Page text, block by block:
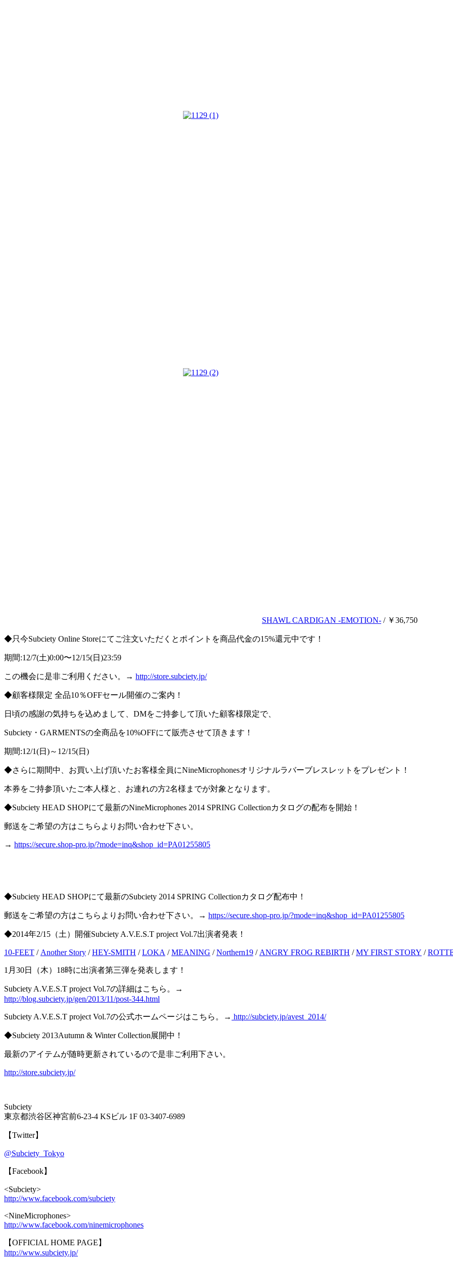
SHAWL CARDIGAN -EMOTION- / ￥36,750
◆只今Subciety Online Storeにてご注文いただくとポイントを商品代金の15%還元中です！
期間:12/7(土)0:00〜12/15(日)23:59
この機会に是非ご利用ください。→ http://store.subciety.jp/
◆顧客様限定 全品10％OFFセール開催のご案内！
日頃の感謝の気持ちを込めまして、DMをご持参して頂いた顧客様限定で、
Subciety・GARMENTSの全商品を10%OFFにて販売させて頂きます！
期間:12/1(日)～12/15(日)
◆さらに期間中、お買い上げ頂いたお客様全員にNineMicrophonesオリジナルラバーブレスレットをプレゼント！
本券をご持参頂いたご本人様と、お連れの方2名様までが対象となります。
◆Subciety HEAD SHOPにて最新のNineMicrophones 2014 SPRING Collectionカタログの配布を開始！
郵送をご希望の方はこちらよりお問い合わせ下さい。
→ https://secure.shop-pro.jp/?mode=inq&shop_id=PA01255805
◆Subciety HEAD SHOPにて最新のSubciety 2014 SPRING Collectionカタログ配布中！
郵送をご希望の方はこちらよりお問い合わせ下さい。→ https://secure.shop-pro.jp/?mode=inq&shop_id=PA01255805
◆2014年2/15（土）開催Subciety A.V.E.S.T project Vol.7出演者発表！
10-FEET / Another Story /HEY-SMITH /LOKA /MEANING /Northern19 / ANGRY FROG REBIRTH /MY FIRST STORY /
1月30日（木）18時に出演者第三弾を発表します！
Subciety A.V.E.S.T project Vol.7の詳細はこちら。→
http://blog.subciety.jp/gen/2013/11/post-344.html
Subciety A.V.E.S.T project Vol.7の公式ホームページはこちら。→ http://subciety.jp/avest_2014/
◆Subciety 2013Autumn & Winter Collection展開中！
最新のアイテムが随時更新されているので是非ご利用下さい。
http://store.subciety.jp/
Subciety
東京都渋谷区神宮前6-23-4 KSビル 1F 03-3407-6989
【Twitter】
@Subciety_Tokyo
【Facebook】
<Subciety>
http://www.facebook.com/subciety
<NineMicrophones>
http://www.facebook.com/ninemicrophones
【OFFICIAL HOME PAGE】
http://www.subciety.jp/